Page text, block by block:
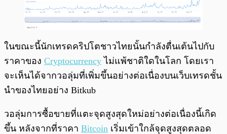
ในขณะนี้นักเทรดคริปโตชาวไทยนั้นกำลังตื่นเต้นไปกับ
ราคาของ Cryptocurrency ไม่แพ้ชาติใดในโลก โดยเรา
จะเห็นได้จากวอลุ่มที่เพิ่มขึ้นอย่างต่อเนื่องบนเว็บเทรดชั้น
นำของไทยอย่าง Bitkub
วอลุ่มการซื้อขายที่แตะจุดสูงสุดใหม่อย่างต่อเนื่องนี้เกิด
ขึ้น หลังจากที่ราคา Bitcoin เริ่มเข้าใกล้จุดสูงสุดตลอด